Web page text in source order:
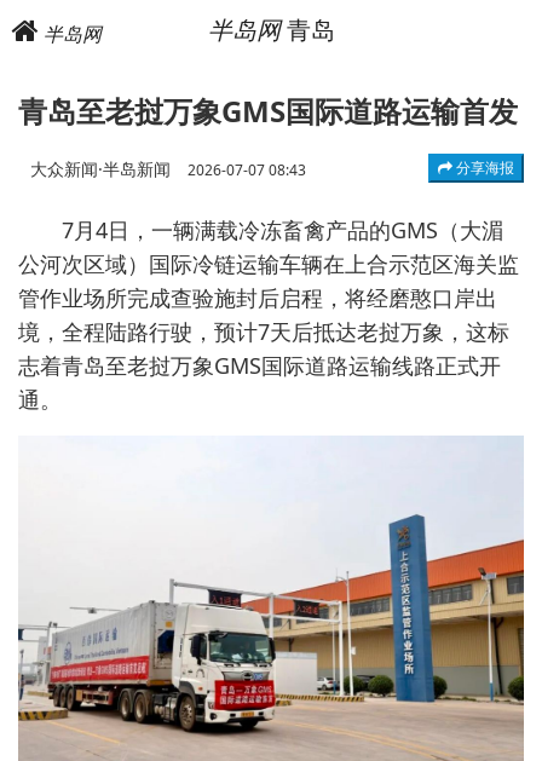
半岛网 半岛网青岛
青岛至老挝万象GMS国际道路运输首发
大众新闻·半岛新闻 2026-07-07 08:43 分享海报
7月4日，一辆满载冷冻畜禽产品的GMS（大湄
公河次区域）国际冷链运输车辆在上合示范区海关监
管作业场所完成查验施封后启程，将经磨憨口岸出
境，全程陆路行驶，预计7天后抵达老挝万象，这标
志着青岛至老挝万象GMS国际道路运输线路正式开
通。